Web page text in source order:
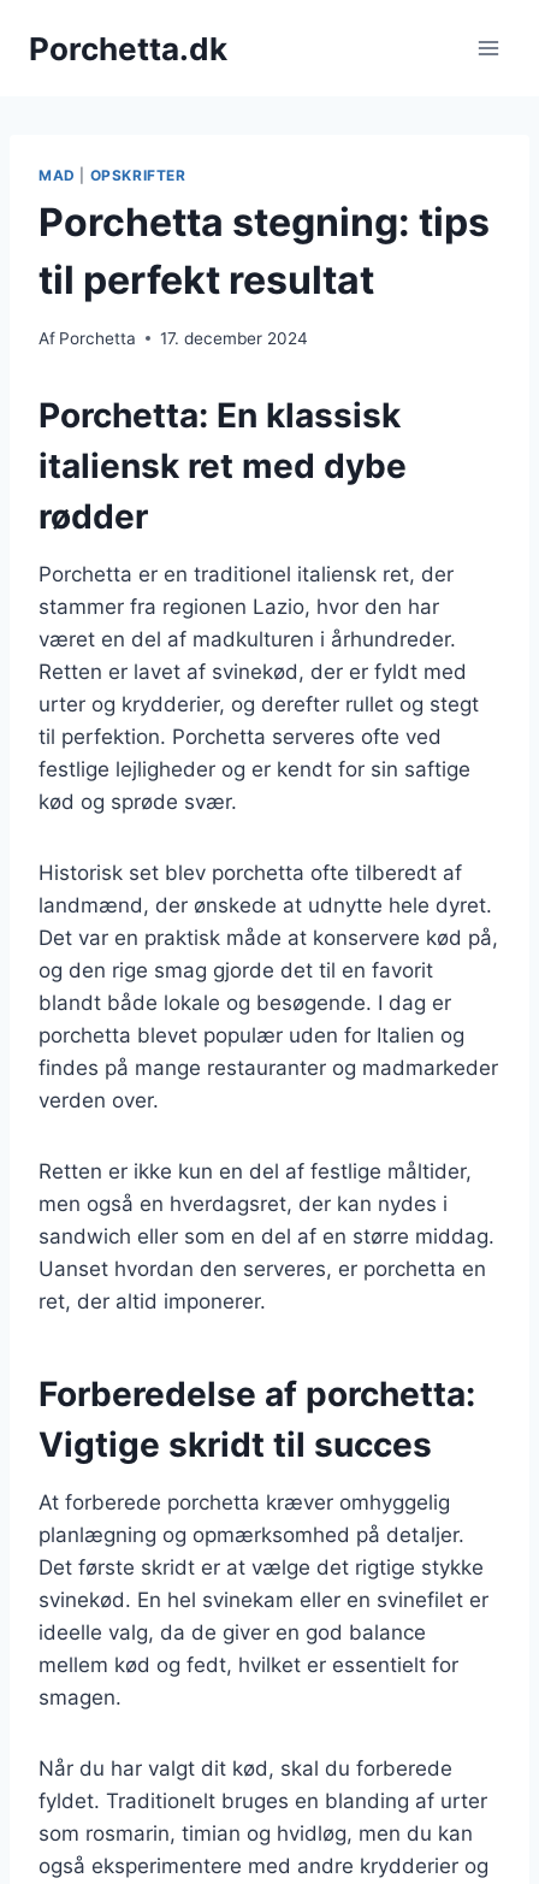
Porchetta.dk
MAD OPSKRIFTER
Porchetta stegning: tips
til perfekt resultat
Af Porchetta 17. december 2024
Porchetta: En klassisk
italiensk ret med dybe
rødder
Porchetta er en traditionel italiensk ret, der
stammer fra regionen Lazio, hvor den har
været en del af madkulturen i århundreder.
Retten er lavet af svinekød, der er fyldt med
urter og krydderier, og derefter rullet og stegt
til perfektion. Porchetta serveres ofte ved
festlige lejligheder og er kendt for sin saftige
kød og sprøde svær.
Historisk set blev porchetta ofte tilberedt af
landmænd, der ønskede at udnytte hele dyret.
Det var en praktisk måde at konservere kød på,
og den rige smag gjorde det til en favorit
blandt både lokale og besøgende. I dag er
porchetta blevet populær uden for Italien og
findes på mange restauranter og madmarkeder
verden over.
Retten er ikke kun en del af festlige måltider,
men også en hverdagsret, der kan nydes i
sandwich eller som en del af en større middag.
Uanset hvordan den serveres, er porchetta en
ret, der altid imponerer.
Forberedelse af porchetta:
Vigtige skridt til succes
At forberede porchetta kræver omhyggelig
planlægning og opmærksomhed på detaljer.
Det første skridt er at vælge det rigtige stykke
svinekød. En hel svinekam eller en svinefilet er
ideelle valg, da de giver en god balance
mellem kød og fedt, hvilket er essentielt for
smagen.
Når du har valgt dit kød, skal du forberede
fyldet. Traditionelt bruges en blanding af urter
som rosmarin, timian og hvidløg, men du kan
også eksperimentere med andre krydderier og